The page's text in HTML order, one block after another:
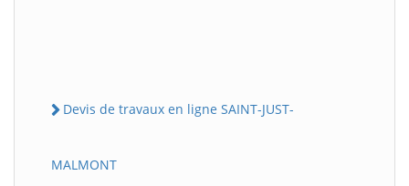
Devis de travaux en ligne SAINT-JUST-
MALMONT